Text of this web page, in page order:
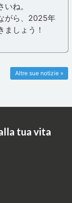
ね。
がら、2025年
ましょう！
Altre sue notizie »
tua vita